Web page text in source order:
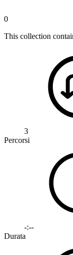
0
This collection
3
Percorsi
-:--
Durata